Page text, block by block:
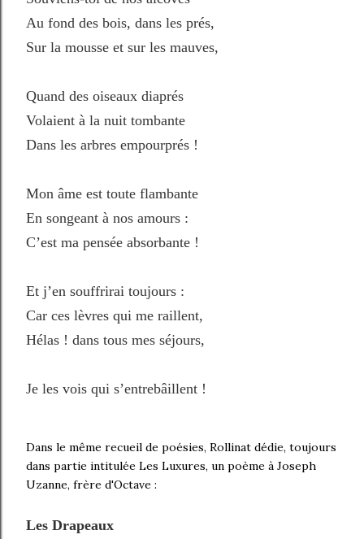
Au fond des bois, dans les prés,
Sur la mousse et sur les mauves,
Quand des oiseaux diaprés
Volaient à la nuit tombante
Dans les arbres empourprés !
Mon âme est toute flambante
En songeant à nos amours :
C’est ma pensée absorbante !
Et j’en souffrirai toujours :
Car ces lèvres qui me raillent,
Hélas ! dans tous mes séjours,
Je les vois qui s’entrebâillent !
Dans le même recueil de poésies, Rollinat dédie, toujours
dans partie intitulée Les Luxures, un poème à Joseph
Uzanne, frère d'Octave :
Les Drapeaux